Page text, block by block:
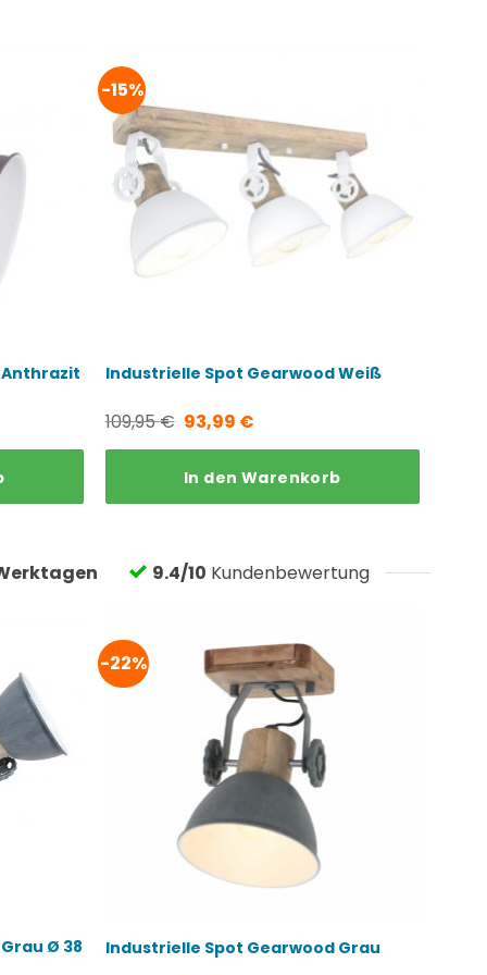
-15%
Industrielle Spot Gearwood Weiß
109,95€ Ursprünglicher
Preis
war:
93,99 €
Preis
ist:
In den Warenkorb
9.4/10 Kundenbewertung
Ø 38
-22%
Industrielle Spot Gearwood Grau